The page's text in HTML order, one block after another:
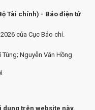
Tài chính) - Báo điện tử
của Cục Báo chí.
Nguyễn Văn Hồng
dung trên website này.